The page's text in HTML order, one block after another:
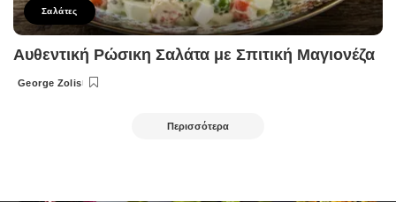
Σαλάτες
Αυθεντική Ρώσικη Σαλάτα με Σπιτική Μαγιονέζα
Posted
George Zolis
Περισσότερα